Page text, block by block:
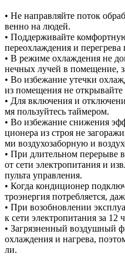
• Не направ­ляй­те по­ток
вен­но на лю­дей.
• Под­дер­жи­вай­те
пе­ре­ох­лаж­де­ния и
• В ре­жи­ме ох­лаж­де­ния не
неч­ных лу­чей в по­ме­ще­ние,
• Во из­бе­жа­ние утеч­ки
из по­ме­ще­ния не от­кры­вай­те
• Для вклю­че­ния и
мя поль­зуй­тесь тай­ме­ром.
• Во из­бе­жа­ние сни­же­ния
ци­о­не­ра из строя не
ми воз­ду­хо­за­бор­ную и
• При дли­тель­ном пе­ре­ры­ве
от се­ти эле­к­т­ро­пи­та­ния и
пуль­та уп­равления.
• Ког­да кон­ди­ци­о­нер
т­ро­энер­гия по­треб­ля­ет­ся,
• При во­зоб­нов­ле­нии
к се­ти эле­к­т­ро­пи­та­ния за 12
• За­гряз­нен­ный воз­душ­ный
ох­лаж­де­ния и на­гре­ва,
ли.